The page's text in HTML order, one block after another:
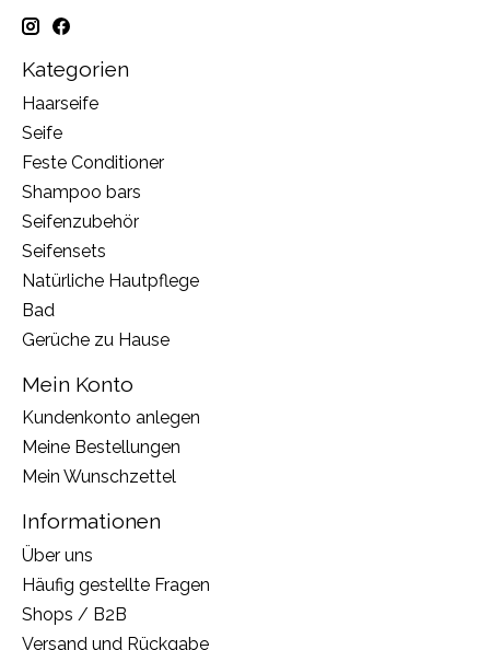
Kategorien
Haarseife
Seife
Feste Conditioner
Shampoo bars
Seifenzubehör
Seifensets
Natürliche Hautpflege
Bad
Gerüche zu Hause
Mein Konto
Kundenkonto anlegen
Meine Bestellungen
Mein Wunschzettel
Informationen
Über uns
Häufig gestellte Fragen
Shops / B2B
Versand und Rückgabe